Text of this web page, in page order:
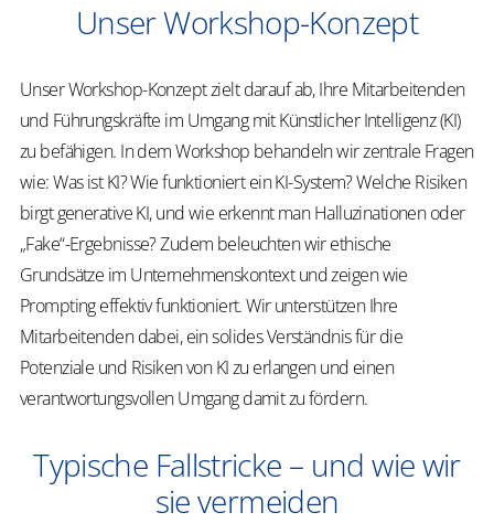
Unser Workshop-Konzept
Unser Workshop-Konzept zielt darauf ab, Ihre Mitarbeitenden
und Führungskräfte im Umgang mit Künstlicher Intelligenz (KI)
zu befähigen. In dem Workshop behandeln wir zentrale Fragen
wie: Was ist KI? Wie funktioniert ein KI-System? Welche Risiken
birgt generative KI, und wie erkennt man Halluzinationen oder
„Fake“-Ergebnisse? Zudem beleuchten wir ethische
Grundsätze im Unternehmenskontext und zeigen wie
Prompting effektiv funktioniert. Wir unterstützen Ihre
Mitarbeitenden dabei, ein solides Verständnis für die
Potenziale und Risiken von KI zu erlangen und einen
verantwortungsvollen Umgang damit zu fördern.
Typische Fallstricke – und wie wir
sie vermeiden